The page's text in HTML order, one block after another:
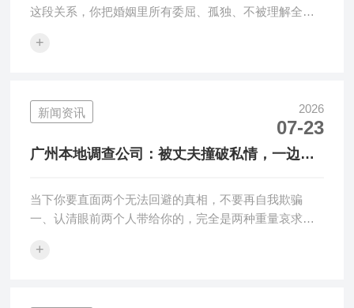
这段关系，你把婚姻里所有委屈、孤独、不被理解全部
+
新闻资讯 2026
07-23
广州本地调查公司：被丈夫撞破私情，一边哀
当下你要直面两个无法回避的真相，不要再自我欺骗
一、认清眼前两个人带给你的，完全是两种重量哀求挽
+